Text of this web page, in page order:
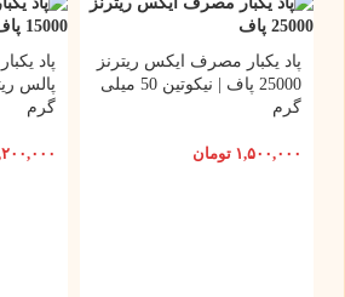
پاد یکبار مصرف ایکس ریترنز
25000 پاف | نیکوتین 50 میلی
گرم
۱,۵۰۰,۰۰۰ تومان
گرم